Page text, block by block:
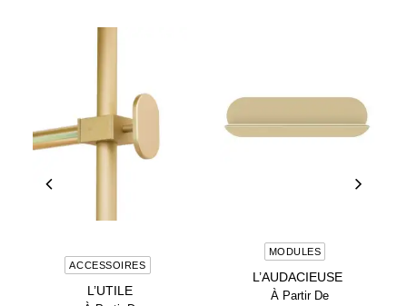
CHOIX DES OPTIONS
ACCESSOIRES
L’UTILE
CHOIX DES OPTIONS
MODULES
L’AUDACIEUSE